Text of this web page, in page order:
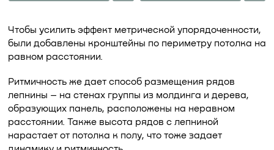
Чтобы усилить эффект метрической упорядоченности,
были добавлены кронштейны по периметру потолка на
равном расстоянии.
Ритмичность же дает способ размещения рядов
лепнины – на стенах группы из молдинга и дерева,
образующих панель, расположены на неравном
расстоянии. Также высота рядов с лепниной
нарастает от потолка к полу, что тоже задает